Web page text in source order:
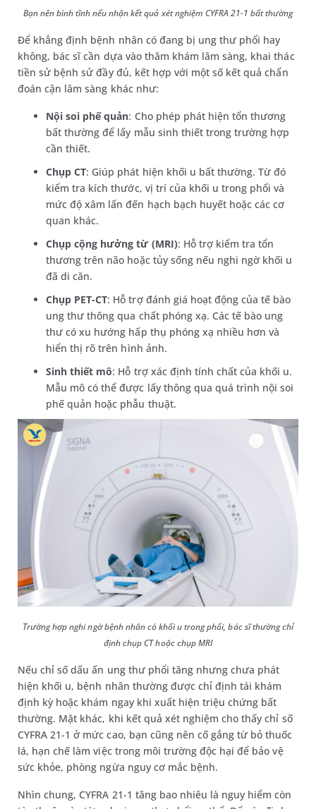
Bạn nên bình tĩnh nếu nhận kết quả xét nghiệm CYFRA 21-1 bất thường
Để khẳng định bệnh nhân có đang bị ung thư phổi hay
không, bác sĩ cần dựa vào thăm khám lâm sàng, khai thác
tiền sử bệnh sử đầy đủ, kết hợp với một số kết quả chẩn
đoán cận lâm sàng khác như:
Nội soi phế quản: Cho phép phát hiện tổn thương
bất thường để lấy mẫu sinh thiết trong trường hợp
cần thiết.
Chụp CT: Giúp phát hiện khối u bất thường. Từ đó
kiểm tra kích thước, vị trí của khối u trong phổi và
mức độ xâm lấn đến hạch bạch huyết hoặc các cơ
quan khác.
Chụp cộng hưởng từ (MRI): Hỗ trợ kiểm tra tổn
thương trên não hoặc tủy sống nếu nghi ngờ khối u
đã di căn.
Chụp PET-CT: Hỗ trợ đánh giá hoạt động của tế bào
ung thư thông qua chất phóng xạ. Các tế bào ung
thư có xu hướng hấp thụ phóng xạ nhiều hơn và
hiển thị rõ trên hình ảnh.
Sinh thiết mô: Hỗ trợ xác định tính chất của khối u.
Mẫu mô có thể được lấy thông qua quá trình nội soi
phế quản hoặc phẫu thuật.
Trường hợp nghi ngờ bệnh nhân có khối u trong phổi, bác sĩ thường chỉ
định chụp CT hoặc chụp MRI
Nếu chỉ số dấu ấn ung thư phổi tăng nhưng chưa phát
hiện khối u, bệnh nhân thường được chỉ định tái khám
định kỳ hoặc khám ngay khi xuất hiện triệu chứng bất
thường. Mặt khác, khi kết quả xét nghiệm cho thấy chỉ số
CYFRA 21-1 ở mức cao, bạn cũng nên cố gắng từ bỏ thuốc
lá, hạn chế làm việc trong môi trường độc hại để bảo vệ
sức khỏe, phòng ngừa nguy cơ mắc bệnh.
Nhìn chung, CYFRA 21-1 tăng bao nhiêu là nguy hiểm còn